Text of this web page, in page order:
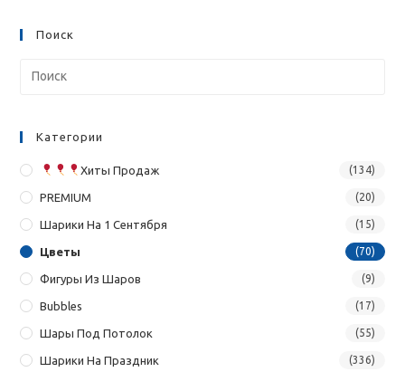
Поиск
Категории
Хиты Продаж (134)
PREMIUM (20)
Шарики На 1 Сентября (15)
Цветы (70)
Фигуры Из Шаров (9)
Bubbles (17)
Шары Под Потолок (55)
Шарики На Праздник (336)